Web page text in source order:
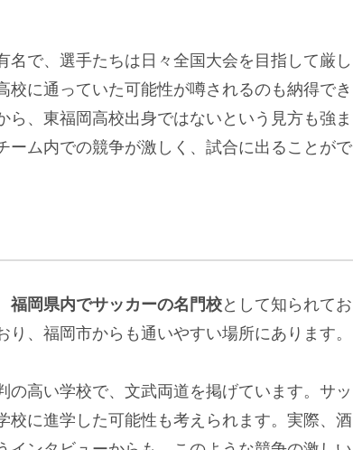
名で、選手たちは日々全国大会を目指して厳し
に通っていた可能性が噂されるのも納得でき
ら、東福岡高校出身ではないという見方も強ま
ーム内での競争が激しく、試合に出ることがで
福岡県内でサッカーの名門校として知られてお
り、福岡市からも通いやすい場所にあります。
高い学校で、文武両道を掲げています。サッ
に進学した可能性も考えられます。実際、酒